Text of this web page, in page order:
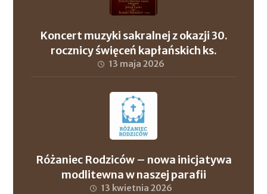
Koncert muzyki sakralnej z okazji 30.
rocznicy święceń kapłańskich ks.
proboszcza Andrzeja Szuleja oraz ks. dr.
13 maja 2026
Różaniec Rodziców – nowa inicjatywa
modlitewna w naszej parafii
13 kwietnia 2026